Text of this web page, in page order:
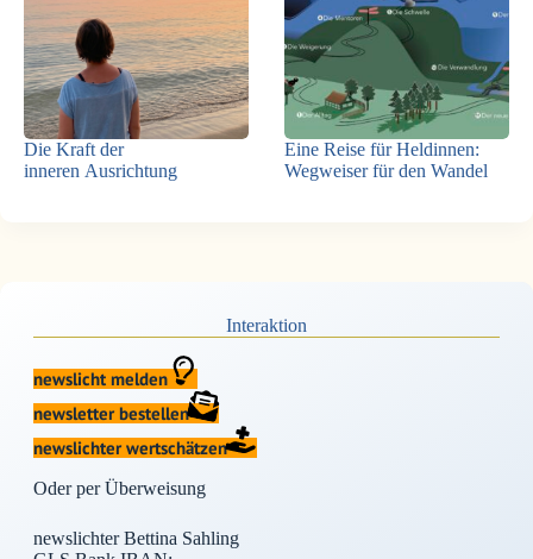
Die Kraft der
inneren Ausrichtung
Eine Reise für Heldinnen:
Wegweiser für den Wandel
Interaktion
newslicht melden
newsletter bestellen
newslichter wertschätzen
Oder per Überweisung
newslichter Bettina Sahling